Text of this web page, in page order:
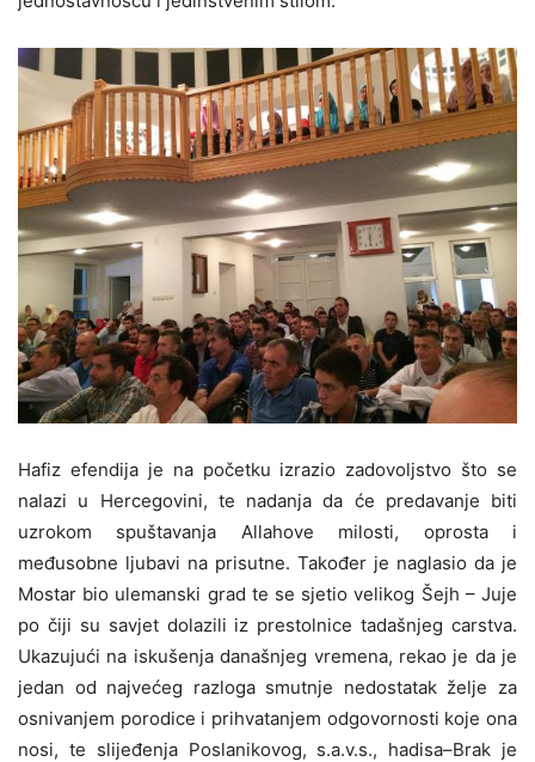
Hafiz efendija je na početku izrazio zadovoljstvo što se
nalazi u Hercegovini, te nadanja da će predavanje biti
uzrokom spuštavanja Allahove milosti, oprosta i
međusobne ljubavi na prisutne. Također je naglasio da je
Mostar bio ulemanski grad te se sjetio velikog Šejh – Juje
po čiji su savjet dolazili iz prestolnice tadašnjeg carstva.
Ukazujući na iskušenja današnjeg vremena, rekao je da je
jedan od najvećeg razloga smutnje nedostatak želje za
osnivanjem porodice i prihvatanjem odgovornosti koje ona
nosi, te slijeđenja Poslanikovog, s.a.v.s., hadisa–Brak je